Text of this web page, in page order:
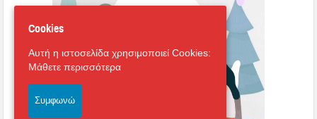
Cookies
Αυτή η ιστοσελίδα χρησιμοποιεί Cookies:
Μάθετε περισσότερα
Συμφωνώ